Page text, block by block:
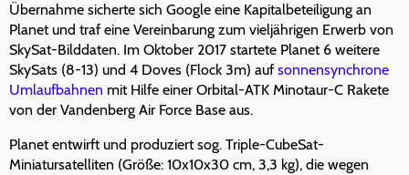
Übernahme sicherte sich Google eine Kapitalbeteiligung an
Planet und traf eine Vereinbarung zum vieljährigen Erwerb von
SkySat-Bilddaten. Im Oktober 2017 startete Planet 6 weitere
SkySats (8-13) und 4 Doves (Flock 3m) auf sonnensynchrone
Umlaufbahnen mit Hilfe einer Orbital-ATK Minotaur-C Rakete
von der Vandenberg Air Force Base aus.
Planet entwirft und produziert sog. Triple-CubeSat-
Miniatursatelliten (Größe: 10x10x30 cm, 3,3 kg), die wegen